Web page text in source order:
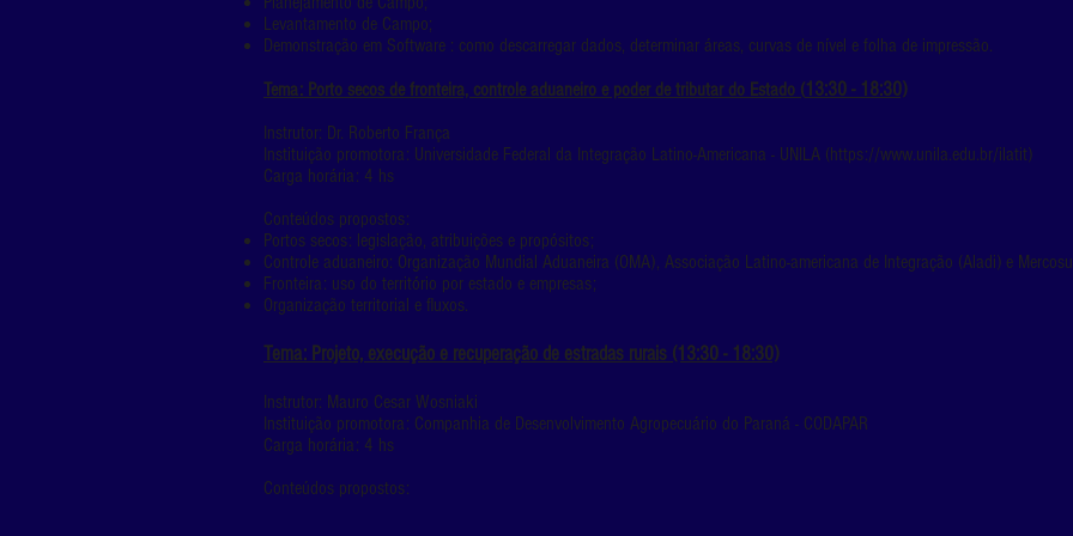
Levantamento de Campo;
Demonstração em Software : como descarregar dados, determinar áreas, curvas de nível e folha de impressão.
Tema: Porto secos de fronteira, controle aduaneiro e poder de tributar do Estado (13:30 - 18:30)
Instrutor: Dr. Roberto França
Instituição promotora: Universidade Federal da Integração Latino-Americana - UNILA (https://www.unila.edu.br/ilatit)
Carga horária: 4 hs
Conteúdos propostos:
Portos secos: legislação, atribuições e propósitos;
Controle aduaneiro: Organização Mundial Aduaneira (OMA), Associação Latino-americana de Integração (Aladi) e
Fronteira: uso do território por estado e empresas;
Organização territorial e fluxos.
Tema: Projeto, execução e recuperação de estradas rurais (13:30 - 18:30)
Instrutor: Mauro Cesar Wosniaki
Instituição promotora: Companhia de Desenvolvimento Agropecuário do Paraná - CODAPAR
Carga horária: 4 hs
Conteúdos propostos: